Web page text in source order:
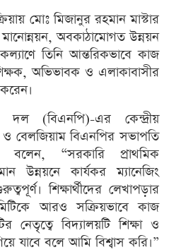
মোঃ মিজানুর রহমান মাস্টার
মানোন্নয়ন, অবকাঠামোগত উন্নয়ন
কল্যাণে তিনি আন্তরিকভাবে কাজ
অভিভাবক ও এলাকাবাসীর
দল (বিএনপি)-এর কেন্দ্রীয়
ও বেলজিয়াম বিএনপির সভাপতি
“সরকারি প্রাথমিক
উন্নয়নে কার্যকর ম্যানেজিং
শিক্ষার্থীদের লেখাপড়ার
আরও সক্রিয়ভাবে কাজ
বিদ্যালয়টি শিক্ষা ও
যাবে বলে আমি বিশ্বাস করি।”